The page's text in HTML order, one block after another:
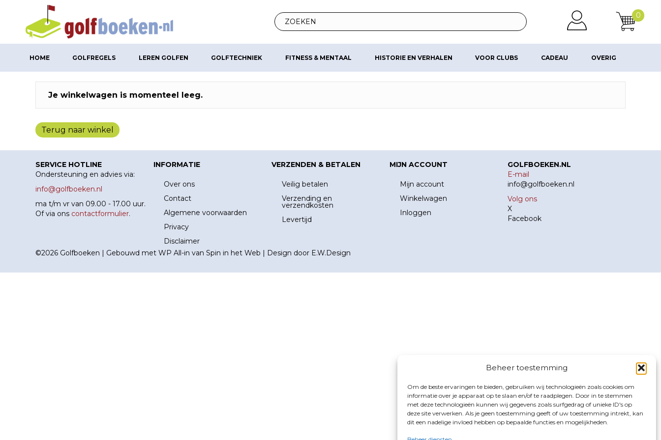
Beheer toestemming
Om de beste ervaringen te bieden, gebruiken wij technologieën zoals cookies om
informatie over je apparaat op te slaan en/of te raadplegen. Door in te stemmen
met deze technologieën kunnen wij gegevens zoals surfgedrag of unieke ID's op
deze site verwerken. Als je geen toestemming geeft of uw toestemming intrekt, kan
dit een nadelige invloed hebben op bepaalde functies en mogelijkheden.
0
HOME GOLFREGELS LEREN GOLFEN GOLFTECHNIEK FITNESS & MENTAAL HISTORIE EN VERHALEN VOOR CLUBS CADEAU OVERIG
Je winkelwagen is momenteel leeg.
Terug naar winkel
SERVICE HOTLINE
Ondersteuning en advies via:
info@golfboeken.nl
ma t/m vr van 09.00 - 17.00 uur.
Of via ons contactformulier.
INFORMATIE
Over ons
Contact
Algemene voorwaarden
Privacy
Disclaimer
VERZENDEN & BETALEN
Veilig betalen
Verzending en
verzendkosten
Levertijd
MIJN ACCOUNT
Mijn account
Winkelwagen
Inloggen
GOLFBOEKEN.NL
E-mail
info@golfboeken.nl
Volg ons
X
Facebook
©2026 Golfboeken | Gebouwd met WP All-in van Spin in het Web | Design door E.W.Design